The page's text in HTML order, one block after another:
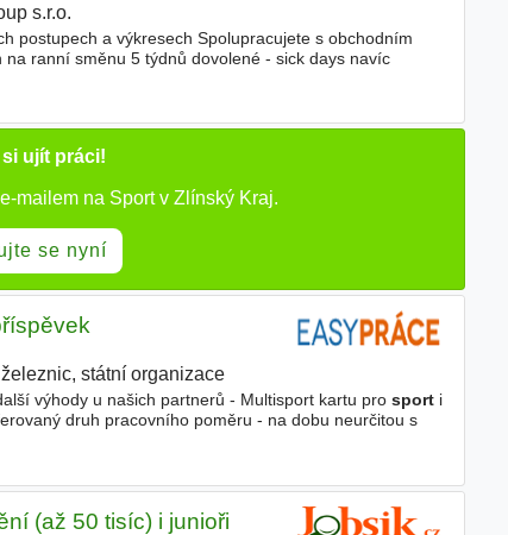
s.r.o.
postupech a výkresech Spolupracujete s obchodním
ranní směnu 5 týdnů dovolené - sick days navíc
ujít práci!
mailem na Sport v Zlínský Kraj.
se nyní
státní organizace
výhody u našich partnerů - Multisport kartu pro sporti
druh pracovního poměru - na dobu neurčitou s
(až 50 tisíc) i junioři